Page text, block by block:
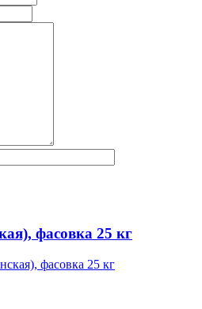
фасовка 25 кг